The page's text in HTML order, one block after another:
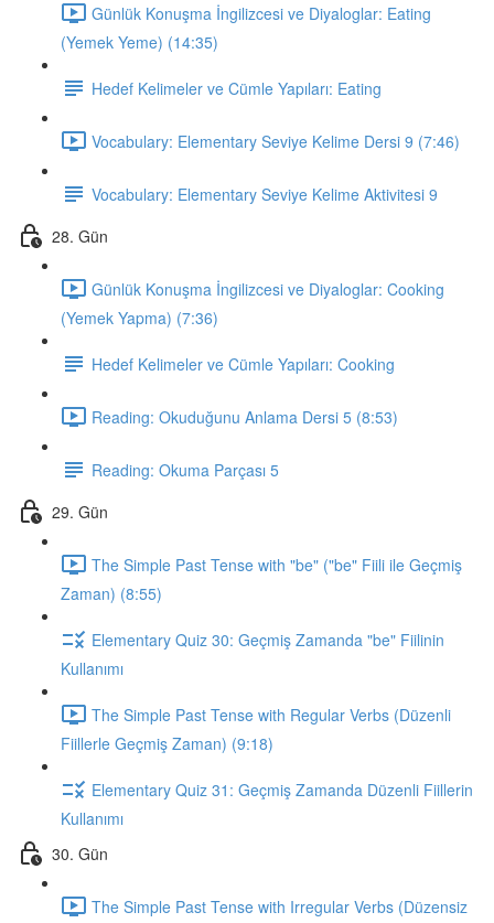
Günlük Konuşma İngilizcesi ve Diyaloglar: Eating
(Yemek Yeme) (14:35)
Hedef Kelimeler ve Cümle Yapıları: Eating
Vocabulary: Elementary Seviye Kelime Dersi 9 (7:46)
Vocabulary: Elementary Seviye Kelime Aktivitesi 9
28. Gün
Günlük Konuşma İngilizcesi ve Diyaloglar: Cooking
(Yemek Yapma) (7:36)
Hedef Kelimeler ve Cümle Yapıları: Cooking
Reading: Okuduğunu Anlama Dersi 5 (8:53)
Reading: Okuma Parçası 5
29. Gün
The Simple Past Tense with "be" ("be" Fiili ile Geçmiş
Zaman) (8:55)
Elementary Quiz 30: Geçmiş Zamanda "be" Fiilinin
Kullanımı
The Simple Past Tense with Regular Verbs (Düzenli
Fiillerle Geçmiş Zaman) (9:18)
Elementary Quiz 31: Geçmiş Zamanda Düzenli Fiillerin
Kullanımı
30. Gün
The Simple Past Tense with Irregular Verbs (Düzensiz